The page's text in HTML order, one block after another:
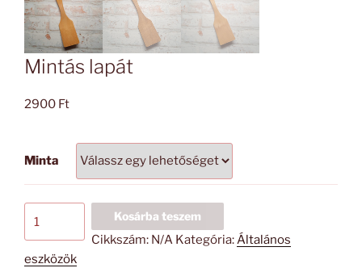
Mintás lapát
2900 Ft
Minta
lapát
mennyiség
Kosárba teszem
Cikkszám: N/A Kategória:Általános
eszközök